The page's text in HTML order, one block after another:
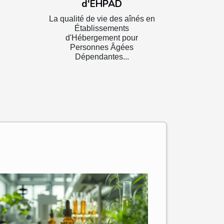
d'EHPAD
La qualité de vie des aînés en
Établissements
d'Hébergement pour
Personnes Âgées
Dépendantes...